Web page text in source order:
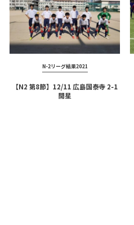
N-2リーグ結果2021
【N2 第8節】12/11 広島国泰寺 2-1
開星